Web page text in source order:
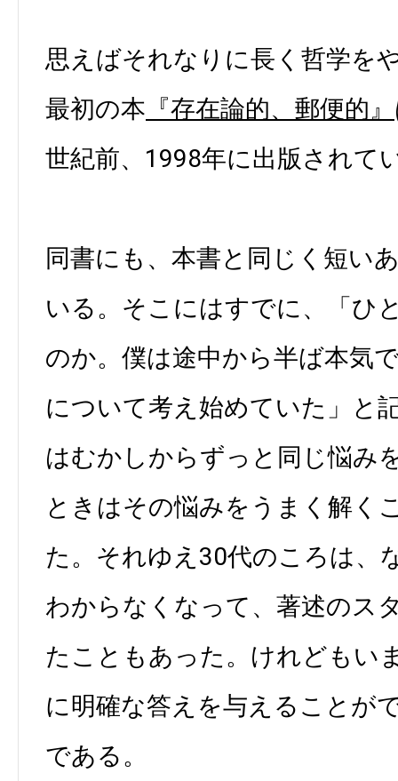
思えばそれなりに長く哲学を
最初の本 『存在論的、郵便的』
世紀前、1998年に出版されて
同書にも、本書と同じく短い
いる。そこにはすでに、「ひ
のか。僕は途中から半ば本気
について考え始めていた」と
はむかしからずっと同じ悩み
ときはその悩みをうまく解く
た。それゆえ30代のころは、
わからなくなって、著述のス
たこともあった。けれどもい
に明確な答えを与えることが
である。